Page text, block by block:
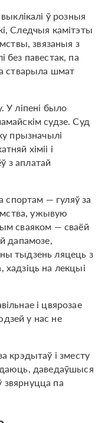
ў розныя
Следчыя камітэты
звязаныя з
без павестак, па
стварыла шмат
У ліпені было
судзе. Суд
прызначылі
хіміі і
з аплатай
спортам — гуляў за
ужывую
сваяком — сваёй
дапамозе,
тыдзень ляцець з
на лекцыі
і цвярозае
у нас не
крэдытаў і зместу
даведаўшыся
па